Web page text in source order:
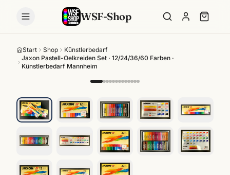
WSF-Shop
Start Shop
Künstlerbedarf
Jaxon Pastell-Oelkreiden Set · 12/24/36/60 Farben ·
Künstlerbedarf Mannheim